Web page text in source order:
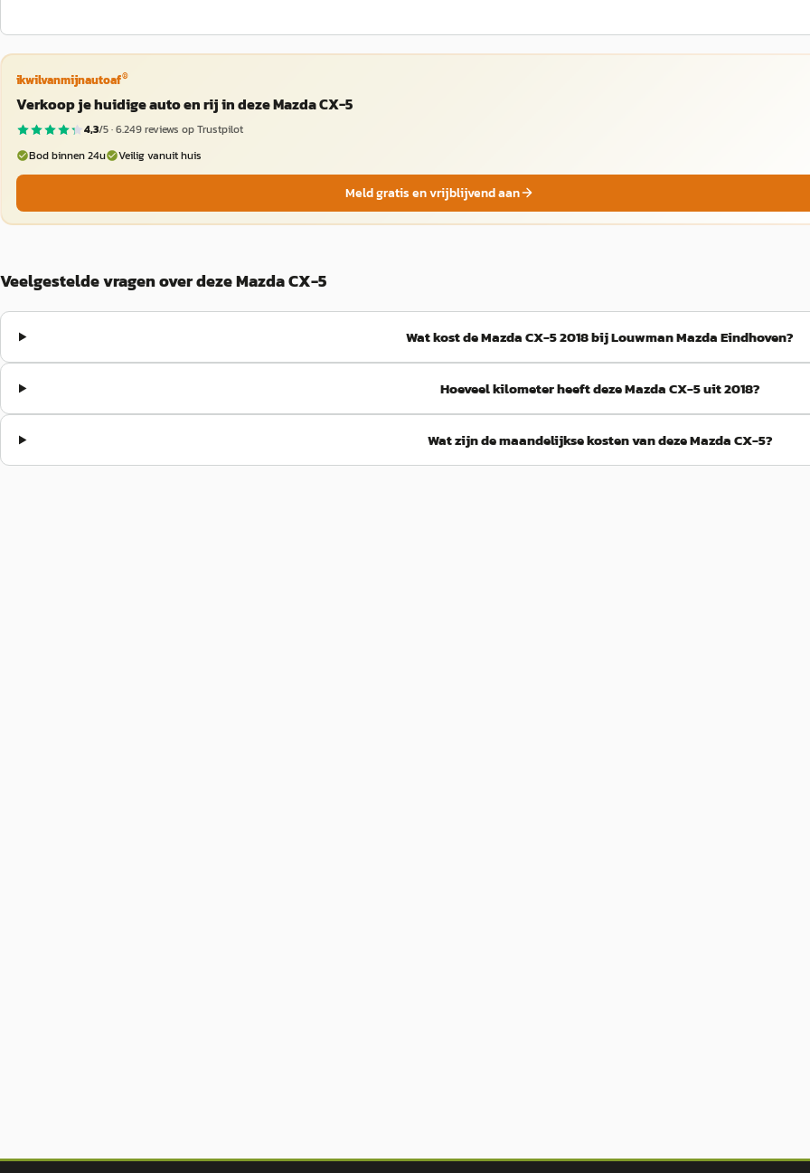
ikwilvanmijnautoaf®
Verkoop je huidige auto en rij in deze Mazda CX-5
4,3/5 ·6.249reviews op Trustpilot
Bod binnen 24u
Veilig vanuit huis
Meld gratis en vrijblijvend aan
Veelgestelde vragen over deze Mazda CX-5
Wat kost de Mazda CX-5 2018 bij Louwman Mazda Eindhoven?
Hoeveel kilometer heeft deze Mazda CX-5 uit 2018?
Wat zijn de maandelijkse kosten van deze Mazda CX-5?